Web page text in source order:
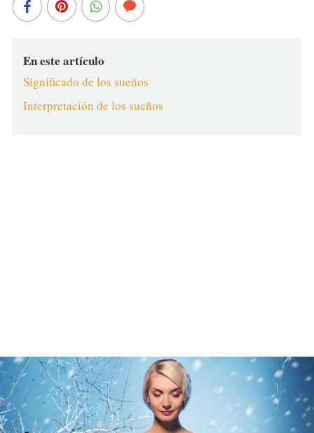
En este artículo
Significado de los sueños
Interpretación de los sueños